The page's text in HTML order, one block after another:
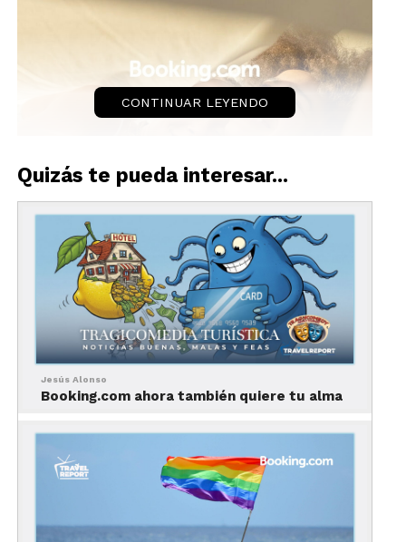
Travel Proud es la nueva iniciativa de
Booking.com para garantizar un viaje sin
inconveniente ni preocupaciones a los viajeros
que formen parte de la comunidad LGBTQ+
Se trata de una certificación por parte de Booking,
en la cual los hoteles pasan por una capacitación
completa para ofrecer el mejor servicio a sus
clientes de la comunidad. Una vez realizada la
capacitación, booking otorga una distinción Travel
del hotel, dentro del portal oficial de Booking.com
Con esta distinción, el hotel y Booking.com
aseguran un trato excepcional y seguro para
cualquier miembro de la comunidad LGBT.
CONTINUAR LEYENDO
Quizás te pueda interesar...
Jesús Alonso
Booking.com ahora también quiere tu alma